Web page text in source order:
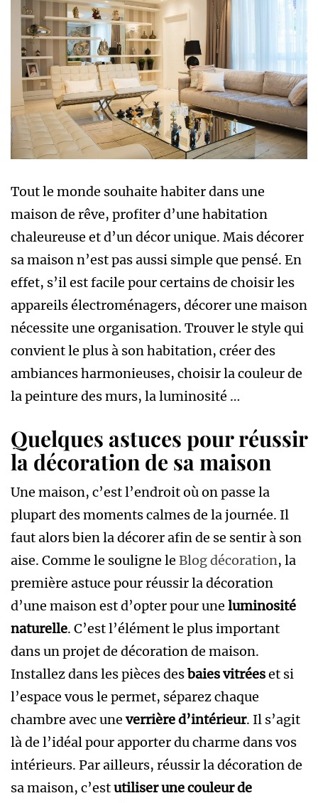
Tout le monde souhaite habiter dans une
maison de rêve, profiter d’une habitation
chaleureuse et d’un décor unique. Mais décorer
sa maison n’est pas aussi simple que pensé. En
effet, s’il est facile pour certains de choisir les
appareils électroménagers, décorer une maison
nécessite une organisation. Trouver le style qui
convient le plus à son habitation, créer des
ambiances harmonieuses, choisir la couleur de
la peinture des murs, la luminosité …
Quelques astuces pour réussir
la décoration de sa maison
Une maison, c’est l’endroit où on passe la
plupart des moments calmes de la journée. Il
faut alors bien la décorer afin de se sentir à son
aise. Comme le souligne le Blog décoration, la
première astuce pour réussir la décoration
d’une maison est d’opter pour une luminosité
naturelle. C’est l’élément le plus important
dans un projet de décoration de maison.
Installez dans les pièces desbaies vitréeset si
l’espace vous le permet, séparez chaque
chambre avec une verrière d’intérieur. Il s’agit
là de l’idéal pour apporter du charme dans vos
intérieurs. Par ailleurs, réussir la décoration de
sa maison, c’estutiliser une couleur de